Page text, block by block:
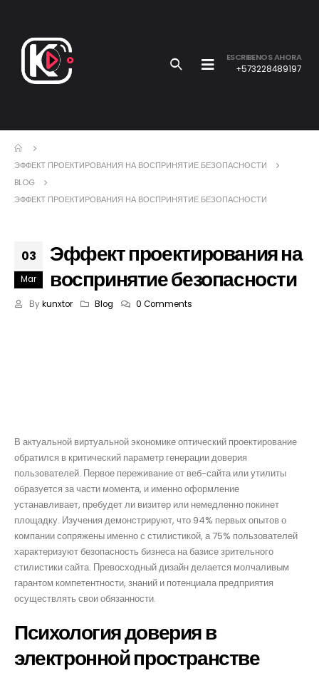
ESCRIBENOS AHORA
+573228489197
ЭФФЕКТ ПРОЕКТИРОВАНИЯ НА ВОСПРИНЯТИЕ БЕЗОПАСНОСТИ
BLOG
ЭФФЕКТ ПРОЕКТИРОВАНИЯ НА ВОСПРИНЯТИЕ БЕЗОПАСНОСТИ
03
Mar
Эффект проектирования на
воспринятие безопасности
Bykunxtor Blog 0 Comments
В актуальной виртуальной экономике оптический проектирование
обратился в критический параметр генерации доверия
пользователей. Первое переживание от веб-сайта или утилиты
образуется за части момента, и именно оформление
устанавливает, пребудет ли визитер или немедленно покинет
площадку. Изучения демонстрируют, что 94% первых опытов о
компании сопряжены именно с стилистикой, а 75% пользователей
характеризуют безопасность бизнеса на базисе зрительного
стилистики сайта. Превосходный дизайн делается молчаливым
гарантом компетентности, знаний и потенциала предприятия
осуществлять свои обязанности.
Психология доверия в
электронной пространстве